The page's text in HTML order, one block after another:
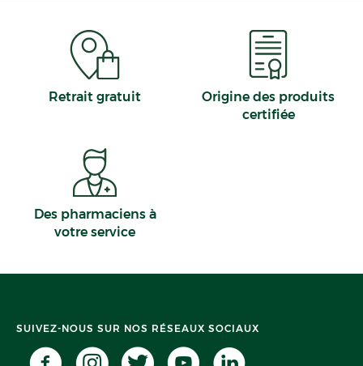
Retrait gratuit
Origine des produits
certifiée
Des pharmaciens à
votre service
SUIVEZ-NOUS SUR NOS RÉSEAUX SOCIAUX